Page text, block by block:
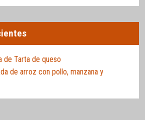
de Tarta de queso
de arroz con pollo, manzana y